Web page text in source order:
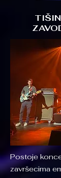
Postoje
završecima